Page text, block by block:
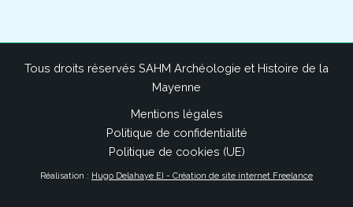
Tous droits réservés SAHM Archéologie et Histoire de la
Mayenne
Mentions légales
Politique de confidentialité
Politique de cookies (UE)
Réalisation : Hugo Delahaye EI - Création de site internet Freelance